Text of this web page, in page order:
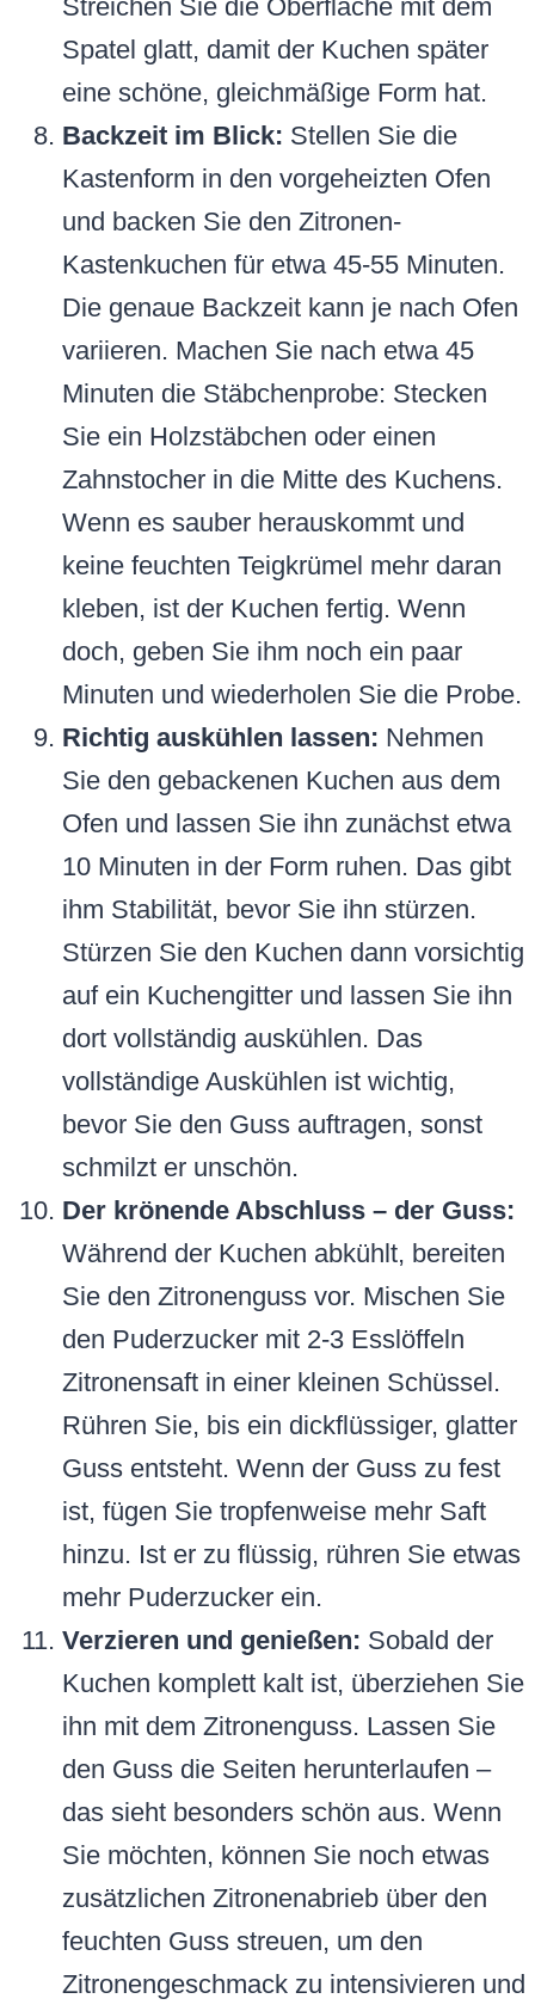
Streichen Sie die Oberfläche mit dem
Spatel glatt, damit der Kuchen später
eine schöne, gleichmäßige Form hat.
Backzeit im Blick: Stellen Sie die
Kastenform in den vorgeheizten Ofen
und backen Sie den Zitronen-
Kastenkuchen für etwa 45-55 Minuten.
Die genaue Backzeit kann je nach Ofen
variieren. Machen Sie nach etwa 45
Minuten die Stäbchenprobe: Stecken
Sie ein Holzstäbchen oder einen
Zahnstocher in die Mitte des Kuchens.
Wenn es sauber herauskommt und
keine feuchten Teigkrümel mehr daran
kleben, ist der Kuchen fertig. Wenn
doch, geben Sie ihm noch ein paar
Minuten und wiederholen Sie die Probe.
Richtig auskühlen lassen: Nehmen
Sie den gebackenen Kuchen aus dem
Ofen und lassen Sie ihn zunächst etwa
10 Minuten in der Form ruhen. Das gibt
ihm Stabilität, bevor Sie ihn stürzen.
Stürzen Sie den Kuchen dann vorsichtig
auf ein Kuchengitter und lassen Sie ihn
dort vollständig auskühlen. Das
vollständige Auskühlen ist wichtig,
bevor Sie den Guss auftragen, sonst
schmilzt er unschön.
Der krönende Abschluss – der Guss:
Während der Kuchen abkühlt, bereiten
Sie den Zitronenguss vor. Mischen Sie
den Puderzucker mit 2-3 Esslöffeln
Zitronensaft in einer kleinen Schüssel.
Rühren Sie, bis ein dickflüssiger, glatter
Guss entsteht. Wenn der Guss zu fest
ist, fügen Sie tropfenweise mehr Saft
hinzu. Ist er zu flüssig, rühren Sie etwas
mehr Puderzucker ein.
Verzieren und genießen: Sobald der
Kuchen komplett kalt ist, überziehen Sie
ihn mit dem Zitronenguss. Lassen Sie
den Guss die Seiten herunterlaufen –
das sieht besonders schön aus. Wenn
Sie möchten, können Sie noch etwas
zusätzlichen Zitronenabrieb über den
feuchten Guss streuen, um den
Zitronengeschmack zu intensivieren und